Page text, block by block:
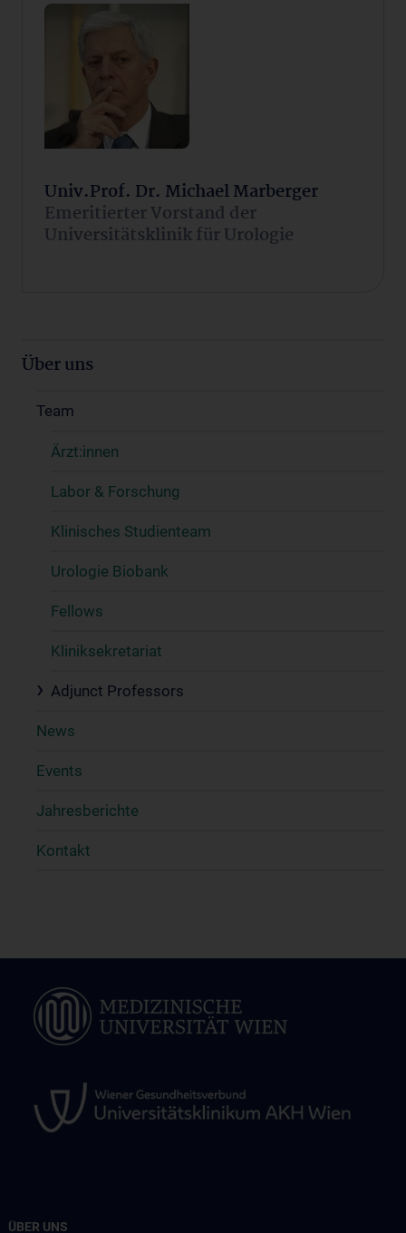
Univ.Prof. Dr. Michael Marberger
Emeritierter Vorstand der
Universitätsklinik für Urologie
Über uns
Team
Ärzt:innen
Labor & Forschung
Klinisches Studienteam
Urologie Biobank
Fellows
Kliniksekretariat
Adjunct Professors
News
Events
Jahresberichte
Kontakt
ÜBER UNS